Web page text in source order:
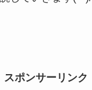
スポンサーリンク